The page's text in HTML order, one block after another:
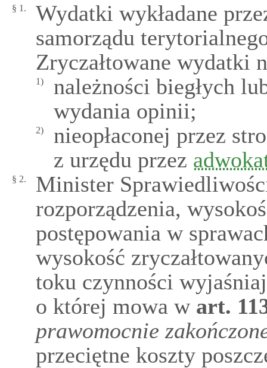
§ 1.
Wydatki wykładane
samorządu
Zryczałtowane wydatki
1)
należności biegłych
wydania opinii;
2)
nieopłaconej przez
z urzędu przez
§ 2.
Minister
rozporządzenia,
postępowania w
wysokość
toku czynności
o której mowa wart.
prawomocnie
przeciętne koszty